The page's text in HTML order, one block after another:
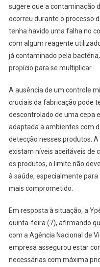
sugere que a contaminação
ocorreu durante o processo
tenha havido uma falha no
com algum reagente
já contaminado pela
propício para se multiplicar.
A ausência de um controle
cruciais da fabricação pode
descontrolado de uma cepa
adaptada a ambientes com
detecção nesses produtos.
existam níveis aceitáveis de
os produtos, o limite não
à saúde, especialmente
mais comprometido.
Em resposta à situação, a
quinta-feira (7), afirmando
com a Agência Nacional de
empresa assegurou estar
necessárias com máxima